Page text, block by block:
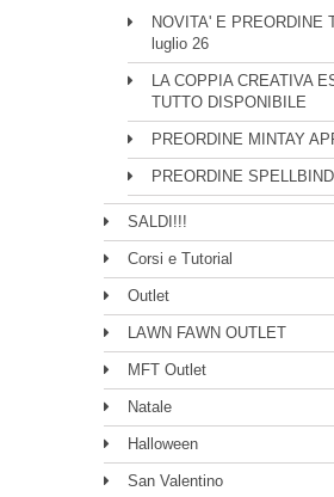
NOVITA' E PREORDINE
luglio 26
LA COPPIA CREATIVA
TUTTO DISPONIBILE
PREORDINE MINTAY
PREORDINE
SALDI!!!
Corsi e Tutorial
Outlet
LAWN FAWN OUTLET
MFT Outlet
Natale
Halloween
San Valentino